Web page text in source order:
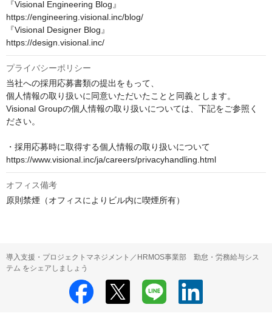
『Visional Engineering Blog』
https://engineering.visional.inc/blog/
『Visional Designer Blog』
https://design.visional.inc/
プライバシーポリシー
当社への採用応募書類の提出をもって、
個人情報の取り扱いに同意いただいたことと同義とします。
Visional Groupの個人情報の取り扱いについては、下記をご参照く
ださい。
・採用応募時に取得する個人情報の取り扱いについて
https://www.visional.inc/ja/careers/privacyhandling.html
オフィス備考
原則禁煙（オフィスによりビル内に喫煙所有）
導入支援・プロジェクトマネジメント／HRMOS事業部 勤怠・労務給与シス
テム をシェアしましょう